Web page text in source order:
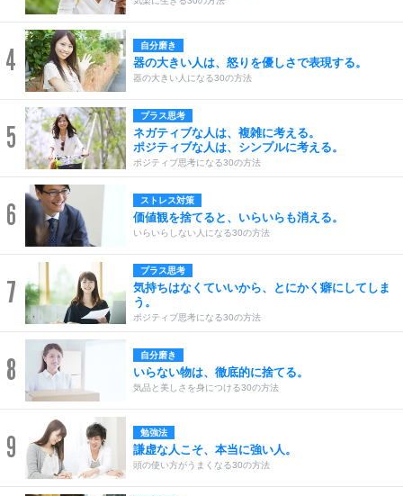
4 自分磨き
器の大きい人は、怒りを優しさで表現する。
器の大きい人になる30の方法
5
プラス思考
ネガティブな人は、複雑に考える。
ポジティブな人は、シンプルに考える。
ポジティブ思考になる30の方法
6 ストレス対策
価値観を捨てると、いらいらも消える。
いらいらしない人になる30の方法
7
プラス思考
気持ちはなくていいから、とにかく癖にしてしま
う。
ポジティブ思考になる30の方法
8 自分磨き
いらない物は、徹底的に捨てる。
気品と美しさを身につける30の方法
9 勉強法
謙虚な人こそ、本当に強い人。
頭の使い方がうまくなる30の方法